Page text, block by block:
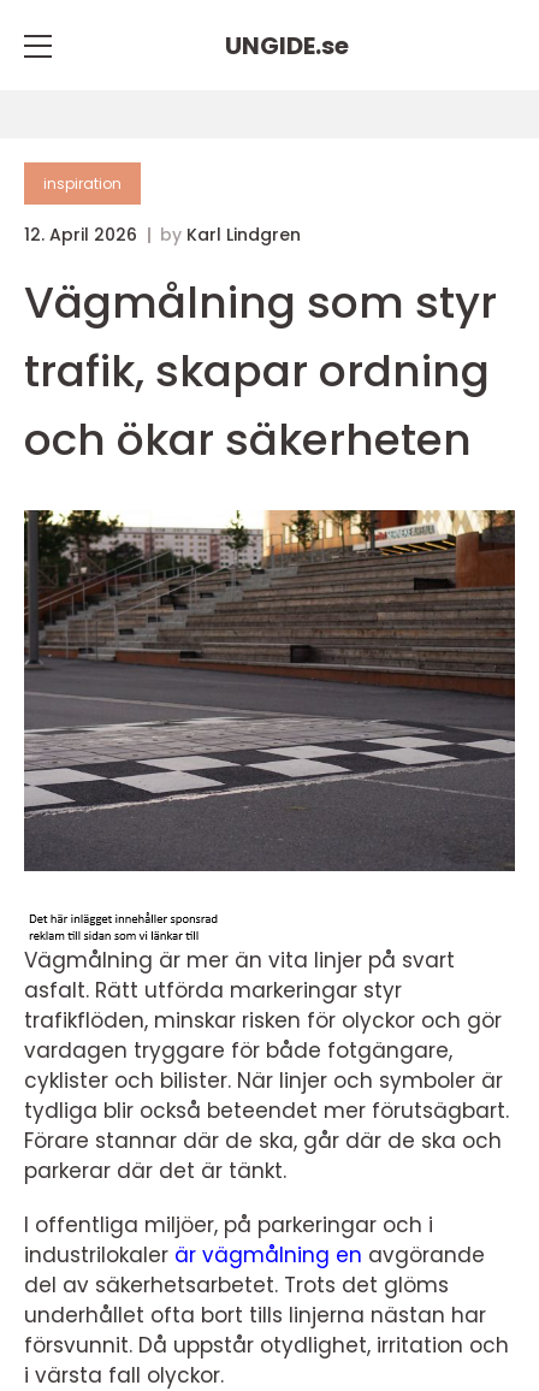
UNGIDE.se
inspiration
12. April 2026 by Karl Lindgren
Vägmålning som styr
trafik, skapar ordning
och ökar säkerheten
Vägmålning är mer än vita linjer på svart
asfalt. Rätt utförda markeringar styr
trafikflöden, minskar risken för olyckor och gör
vardagen tryggare för både fotgängare,
cyklister och bilister. När linjer och symboler är
tydliga blir också beteendet mer förutsägbart.
Förare stannar där de ska, går där de ska och
parkerar där det är tänkt.
I offentliga miljöer, på parkeringar och i
industrilokaler är vägmålning en avgörande
del av säkerhetsarbetet. Trots det glöms
underhållet ofta bort tills linjerna nästan har
försvunnit. Då uppstår otydlighet, irritation och
i värsta fall olyckor.